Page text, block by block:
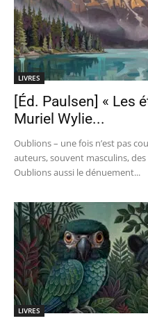
LIVRES
[Éd. Paulsen] « Les
Muriel Wylie...
Oublions – une fois n’est pas
auteurs, souvent masculins,
Oublions aussi le dénuement...
LIVRES